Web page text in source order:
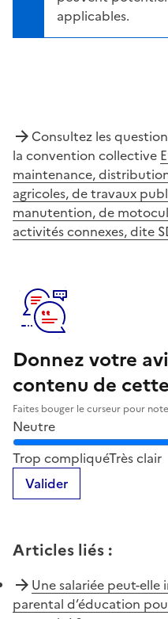
applicables.
Consultez les
la convention collective
maintenance,
agricoles, de travaux
manutention, de
activités connexes, dite
Donnez votre
contenu de
Faites bouger le curseur pour
Neutre
Notez la clarté du
Trop compliquéTrès clair
Valider
Articles liés :
Une salariée peut-
parental d’éducation